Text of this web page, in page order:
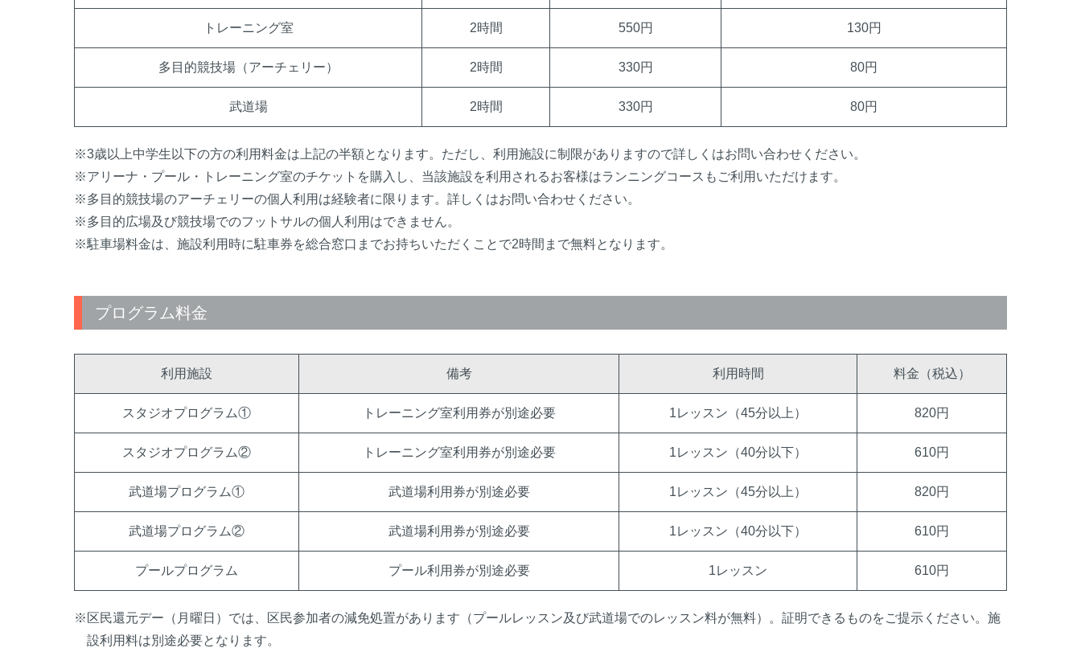
トレーニング室 2時間 550円 130円
多目的競技場（アーチェリー） 2時間 330円 80円
武道場 2時間 330円 80円
※3歳以上中学生以下の方の利用料金は上記の半額となります。ただし、利用施設に制限がありますので詳しくはお問い合わせください。
※アリーナ・プール・トレーニング室のチケットを購入し、当該施設を利用されるお客様はランニングコースもご利用いただけます。
※多目的競技場のアーチェリーの個人利用は経験者に限ります。詳しくはお問い合わせください。
※多目的広場及び競技場でのフットサルの個人利用はできません。
※駐車場料金は、施設利用時に駐車券を総合窓口までお持ちいただくことで2時間まで無料となります。
プログラム料金
利用施設 備考 利用時間 料金（税込）
スタジオプログラム① トレーニング室利用券が別途必要 1レッスン（45分以上） 820円
スタジオプログラム② トレーニング室利用券が別途必要 1レッスン（40分以下） 610円
武道場プログラム① 武道場利用券が別途必要 1レッスン（45分以上） 820円
武道場プログラム② 武道場利用券が別途必要 1レッスン（40分以下） 610円
プールプログラム プール利用券が別途必要 1レッスン 610円
※区民還元デー（月曜日）では、区民参加者の減免処置があります（プールレッスン及び武道場でのレッスン料が無料）。証明できるものをご提示ください。施
設利用料は別途必要となります。